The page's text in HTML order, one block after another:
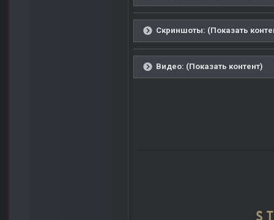
Скриншоты: (Показать
Видео: (Показать контент)